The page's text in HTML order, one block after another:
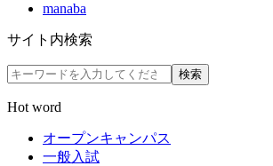
manaba
サイト内検索
検索
Hot word
オープンキャンパス
一般入試